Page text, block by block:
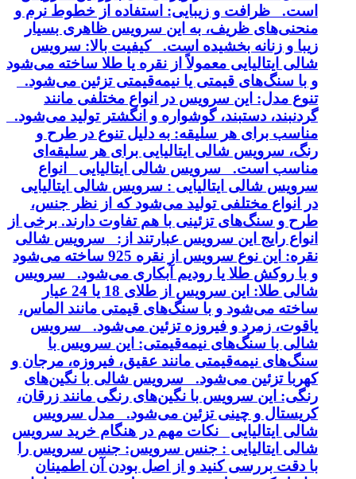
است. ظرافت و زیبایی: استفاده از خطوط نرم و
منحنی‌های ظریف، به این سرویس ظاهری بسیار
زیبا و زنانه بخشیده است. کیفیت بالا: سرویس
شالی ایتالیایی معمولاً از نقره یا طلا ساخته می‌شود
و با سنگ‌های قیمتی یا نیمه‌قیمتی تزئین می‌شود.
تنوع مدل: این سرویس در انواع مختلفی مانند
گردنبند، دستبند، گوشواره و انگشتر تولید می‌شود.
مناسب برای هر سلیقه: به دلیل تنوع در طرح و
رنگ، سرویس شالی ایتالیایی برای هر سلیقه‌ای
مناسب است. سرویس شالی ایتالیایی انواع
سرویس شالی ایتالیایی : سرویس شالی ایتالیایی
در انواع مختلفی تولید می‌شود که از نظر جنس،
طرح و سنگ‌های تزئینی با هم تفاوت دارند. برخی از
انواع رایج این سرویس عبارتند از: سرویس شالی
نقره: این نوع سرویس از نقره 925 ساخته می‌شود
و با روکش طلا یا رودیم آبکاری می‌شود. سرویس
شالی طلا: این سرویس از طلای 18 یا 24 عیار
ساخته می‌شود و با سنگ‌های قیمتی مانند الماس،
یاقوت، زمرد و فیروزه تزئین می‌شود. سرویس
شالی با سنگ‌های نیمه‌قیمتی: این سرویس با
سنگ‌های نیمه‌قیمتی مانند عقیق، فیروزه، مرجان و
کهربا تزئین می‌شود. سرویس شالی با نگین‌های
رنگی: این سرویس با نگین‌های رنگی مانند زرقان،
کریستال و چینی تزئین می‌شود. مدل سرویس
شالی ایتالیایی نکات مهم در هنگام خرید سرویس
شالی ایتالیایی : جنس سرویس: جنس سرویس را
با دقت بررسی کنید و از اصل بودن آن اطمینان